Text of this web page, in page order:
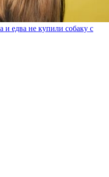
и едва не купили собаку с